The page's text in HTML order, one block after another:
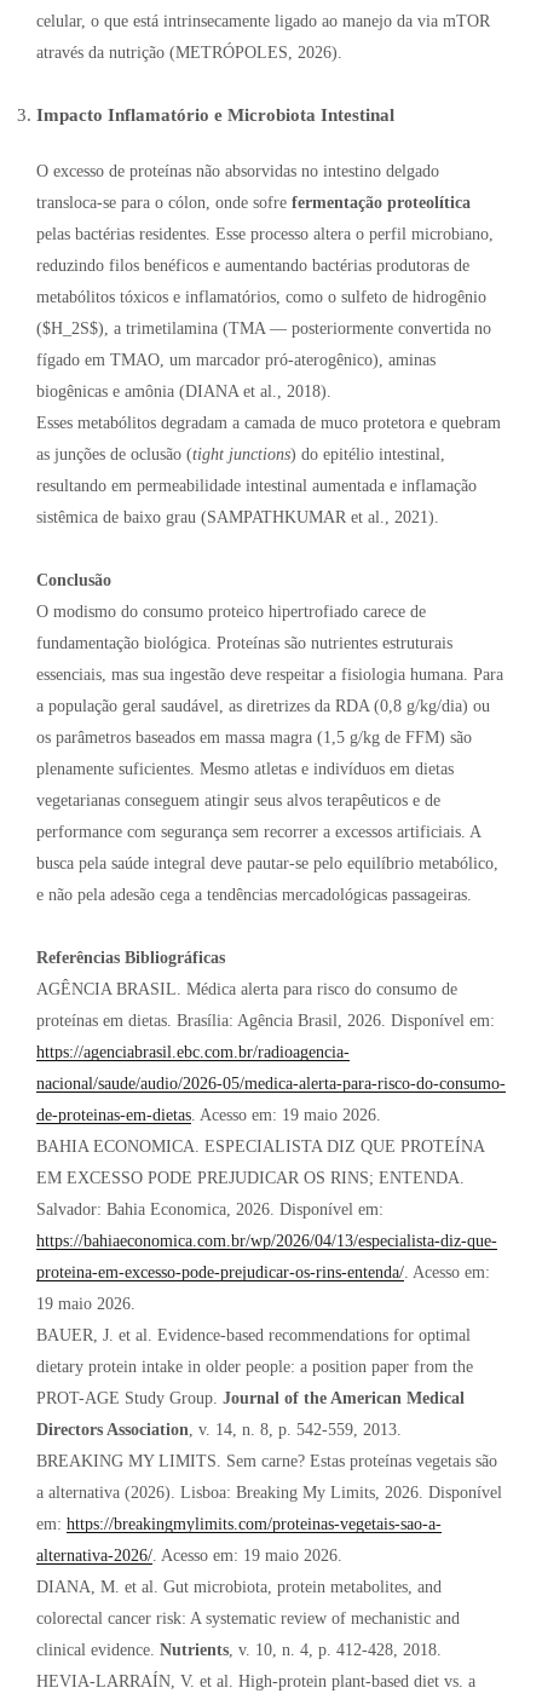
celular, o que está intrinsecamente ligado ao manejo da via mTOR
através da nutrição (METRÓPOLES, 2026).
Impacto Inflamatório e Microbiota Intestinal
O excesso de proteínas não absorvidas no intestino delgado
transloca-se para o cólon, onde sofre fermentação proteolítica
pelas bactérias residentes. Esse processo altera o perfil microbiano,
reduzindo filos benéficos e aumentando bactérias produtoras de
metabólitos tóxicos e inflamatórios, como o sulfeto de hidrogênio
($H_2S$), a trimetilamina (TMA — posteriormente convertida no
fígado em TMAO, um marcador pró-aterogênico), aminas
biogênicas e amônia (DIANA et al., 2018).
Esses metabólitos degradam a camada de muco protetora e quebram
as junções de oclusão (tight junctions) do epitélio intestinal,
resultando em permeabilidade intestinal aumentada e inflamação
sistêmica de baixo grau (SAMPATHKUMAR et al., 2021).
Conclusão
O modismo do consumo proteico hipertrofiado carece de
fundamentação biológica. Proteínas são nutrientes estruturais
essenciais, mas sua ingestão deve respeitar a fisiologia humana. Para
a população geral saudável, as diretrizes da RDA (0,8 g/kg/dia) ou
os parâmetros baseados em massa magra (1,5 g/kg de FFM) são
plenamente suficientes. Mesmo atletas e indivíduos em dietas
vegetarianas conseguem atingir seus alvos terapêuticos e de
performance com segurança sem recorrer a excessos artificiais. A
busca pela saúde integral deve pautar-se pelo equilíbrio metabólico,
e não pela adesão cega a tendências mercadológicas passageiras.
Referências Bibliográficas
AGÊNCIA BRASIL. Médica alerta para risco do consumo de
proteínas em dietas. Brasília: Agência Brasil, 2026. Disponível em:
https://agenciabrasil.ebc.com.br/radioagencia-
nacional/saude/audio/2026-05/medica-alerta-para-risco-do-consumo-
de-proteinas-em-dietas. Acesso em: 19 maio 2026.
BAHIA ECONOMICA. ESPECIALISTA DIZ QUE PROTEÍNA
EM EXCESSO PODE PREJUDICAR OS RINS; ENTENDA.
Salvador: Bahia Economica, 2026. Disponível em:
https://bahiaeconomica.com.br/wp/2026/04/13/especialista-diz-que-
proteina-em-excesso-pode-prejudicar-os-rins-entenda/. Acesso em:
19 maio 2026.
BAUER, J. et al. Evidence-based recommendations for optimal
dietary protein intake in older people: a position paper from the
PROT-AGE Study Group. Journal of the American Medical
Directors Association, v. 14, n. 8, p. 542-559, 2013.
BREAKING MY LIMITS. Sem carne? Estas proteínas vegetais são
a alternativa (2026). Lisboa: Breaking My Limits, 2026. Disponível
em: https://breakingmylimits.com/proteinas-vegetais-sao-a-
alternativa-2026/. Acesso em: 19 maio 2026.
DIANA, M. et al. Gut microbiota, protein metabolites, and
colorectal cancer risk: A systematic review of mechanistic and
clinical evidence. Nutrients, v. 10, n. 4, p. 412-428, 2018.
HEVIA-LARRAÍN, V. et al. High-protein plant-based diet vs. a